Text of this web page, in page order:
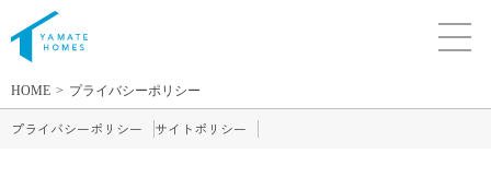
HOME プライバシーポリシー
プライバシーポリシー サイトポリシー